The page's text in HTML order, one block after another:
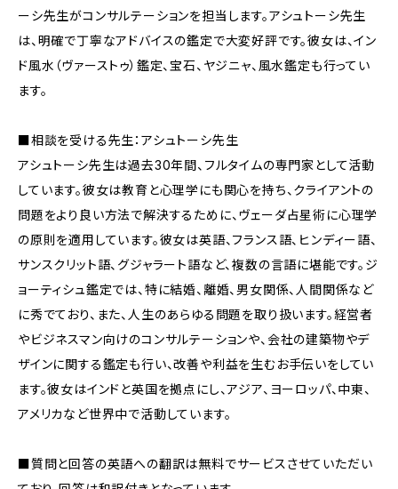
ーシ先生がコンサルテーションを担当します。アシュトーシ先生
は、明確で丁寧なアドバイスの鑑定で大変好評です。彼女は、イン
ド風水（ヴァーストゥ）鑑定、宝石、ヤジニャ、風水鑑定も行ってい
ます。
■相談を受ける先生：アシュトーシ先生
アシュトーシ先生は過去30年間、フルタイムの専門家として活動
しています。彼女は教育と心理学にも関心を持ち、クライアントの
問題をより良い方法で解決するために、ヴェーダ占星術に心理学
の原則を適用しています。彼女は英語、フランス語、ヒンディー語、
サンスクリット語、グジャラート語など、複数の言語に堪能です。ジ
ョーティシュ鑑定では、特に結婚、離婚、男女関係、人間関係など
に秀でており、また、人生のあらゆる問題を取り扱います。経営者
やビジネスマン向けのコンサルテーションや、会社の建築物やデ
ザインに関する鑑定も行い、改善や利益を生むお手伝いをしてい
ます。彼女はインドと英国を拠点にし、アジア、ヨーロッパ、中東、
アメリカなど世界中で活動しています。
■質問と回答の英語への翻訳は無料でサービスさせていただい